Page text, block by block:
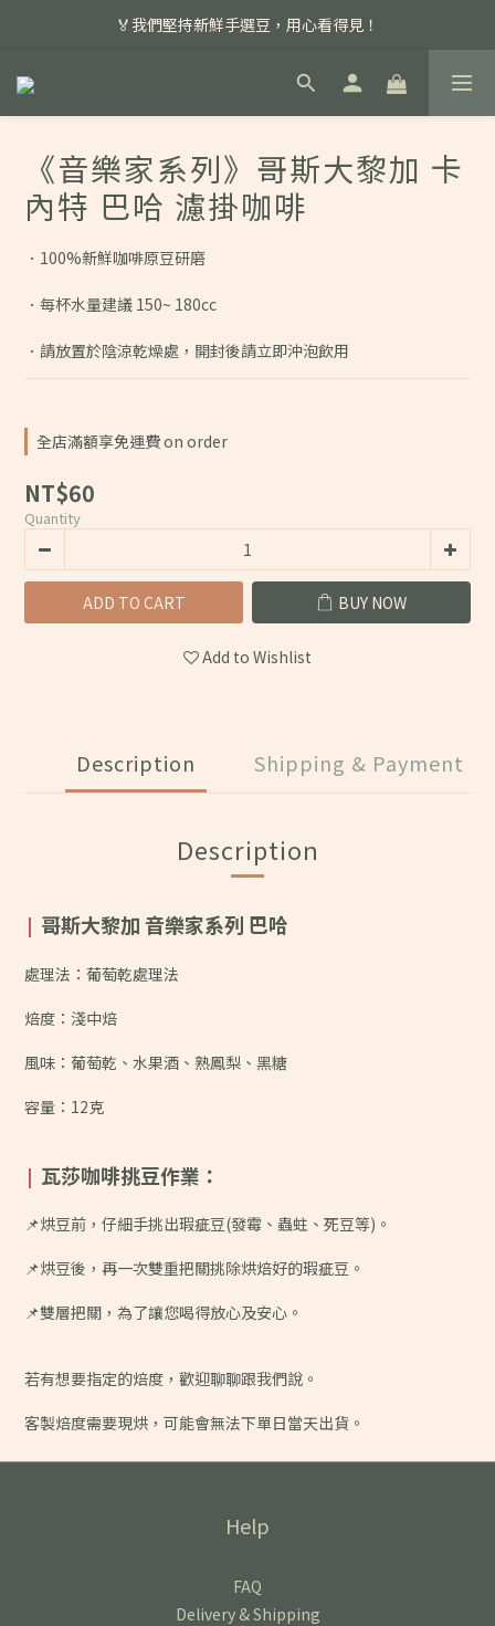
📣 本月主打特殊處理咖啡豆，任選超優惠！
🏅我們堅持新鮮手選豆，用心看得見！
📣 📣 新加入會員即享百元購物金，消費滿額再享免運費！
《音樂家系列》哥斯大黎加 卡
內特 巴哈 濾掛咖啡
．100%新鮮咖啡原豆研磨
．每杯水量建議 150~ 180cc
．請放置於陰涼乾燥處，開封後請立即沖泡飲用
全店滿額享免運費 on order
NT$60
Quantity
ADD TO CART BUY NOW
Add to Wishlist
Description Shipping & Payment
Description
| 哥斯大黎加 音樂家系列 巴哈
處理法：葡萄乾處理法
焙度：淺中焙
風味：葡萄乾、水果酒、熟鳳梨、黑糖
容量：12克
| 瓦莎咖啡挑豆作業：
📌烘豆前，仔細手挑出瑕疵豆(發霉、蟲蛀、死豆等)。
📌烘豆後，再一次雙重把關挑除烘焙好的瑕疵豆。
📌雙層把關，為了讓您喝得放心及安心。
若有想要指定的焙度，歡迎聊聊跟我們說。
客製焙度需要現烘，可能會無法下單日當天出貨。
Help
FAQ
Delivery & Shipping